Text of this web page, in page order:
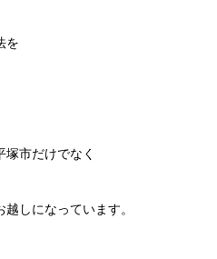
を
市だけでなく
しになっています。